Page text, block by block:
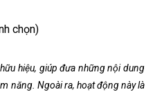
chọn)
hiệu, giúp đưa những nội dung
năng. Ngoài ra, hoạt động này là